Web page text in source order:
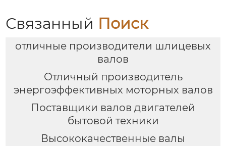
Связанный Поиск
отличные производители шлицевых
валов
Отличный производитель
энергоэффективных моторных валов
Поставщики валов двигателей
бытовой техники
Высококачественные валы